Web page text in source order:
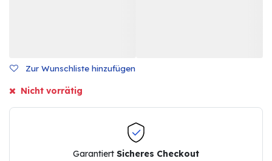
Zur Wunschliste hinzufügen
Nicht vorrätig
Garantiert Sicheres Checkout